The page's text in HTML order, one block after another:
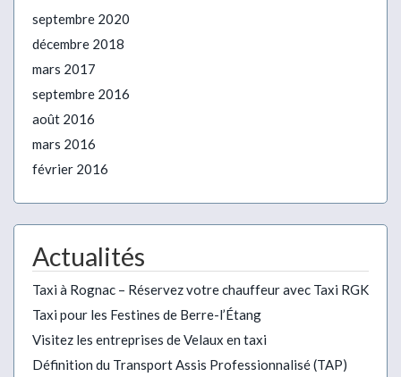
septembre 2020
décembre 2018
mars 2017
septembre 2016
août 2016
mars 2016
février 2016
Actualités
Taxi à Rognac – Réservez votre chauffeur avec Taxi RGK
Taxi pour les Festines de Berre-l’Étang
Visitez les entreprises de Velaux en taxi
Définition du Transport Assis Professionnalisé (TAP)